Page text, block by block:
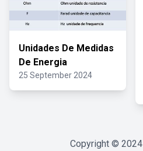
Unidades De Medidas
De Energia
25 September 2024
Copyright © 2024